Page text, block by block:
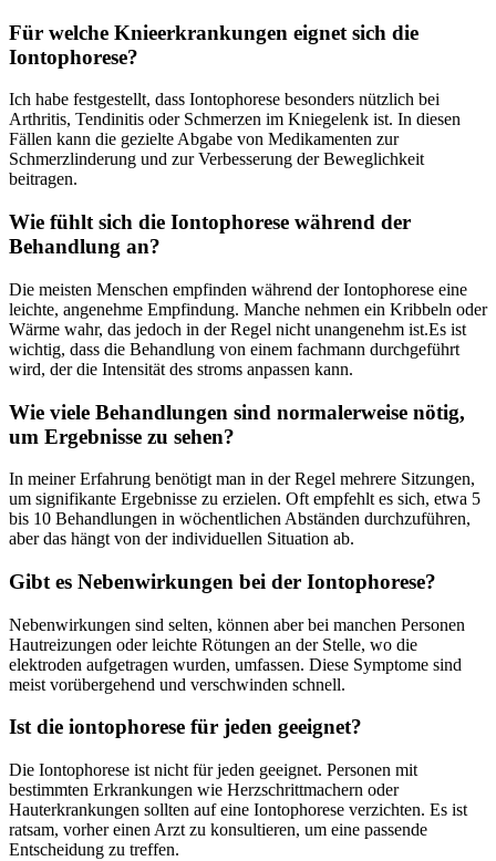
Für ‍welche Knieerkrankungen eignet ⁣sich ⁢die
Iontophorese?
Ich habe⁤ festgestellt, dass⁤ Iontophorese besonders nützlich⁣ bei
Arthritis, Tendinitis⁢ oder Schmerzen im Kniegelenk‌ ist. In​ diesen
⁢Fällen kann die ⁣gezielte Abgabe von Medikamenten ⁣zur
Schmerzlinderung und zur​ Verbesserung der Beweglichkeit
beitragen.
Wie‌ fühlt sich die Iontophorese während der
Behandlung an?
Die meisten Menschen empfinden während der ⁤Iontophorese eine
leichte, ​angenehme⁤ Empfindung. Manche nehmen ein Kribbeln oder
Wärme wahr, ⁢das ‌jedoch in der⁢ Regel​ nicht ⁤unangenehm ist.Es ist
wichtig, dass‌ die Behandlung von einem fachmann durchgeführt
wird,‌ der die Intensität des ‍stroms anpassen kann.
Wie viele Behandlungen sind ⁣normalerweise nötig,
um Ergebnisse zu sehen?
In ​meiner ⁣Erfahrung benötigt man in ⁢der Regel ⁢mehrere ‌Sitzungen,
um‍ signifikante Ergebnisse zu erzielen. Oft ⁢empfehlt es⁤ sich, etwa 5‌
bis 10⁤ Behandlungen⁢ in wöchentlichen Abständen durchzuführen,‍
aber ⁣das hängt von der ⁢individuellen Situation ab.
Gibt es⁣ Nebenwirkungen ‍bei der Iontophorese?
Nebenwirkungen‍ sind selten, können aber bei manchen Personen
⁢Hautreizungen oder leichte Rötungen an der⁤ Stelle, wo ​die
elektroden ⁣aufgetragen wurden, umfassen. ​Diese⁤ Symptome sind
meist vorübergehend ⁢und ⁤verschwinden schnell.
Ist die iontophorese für jeden geeignet?
Die Iontophorese ist nicht für jeden geeignet. Personen‌ mit ​
bestimmten Erkrankungen⁣ wie Herzschrittmachern oder
Hauterkrankungen‍ sollten auf eine Iontophorese verzichten. Es ist
ratsam, vorher ‍einen Arzt zu‌ konsultieren, um ‌eine passende
Entscheidung zu⁣ treffen.